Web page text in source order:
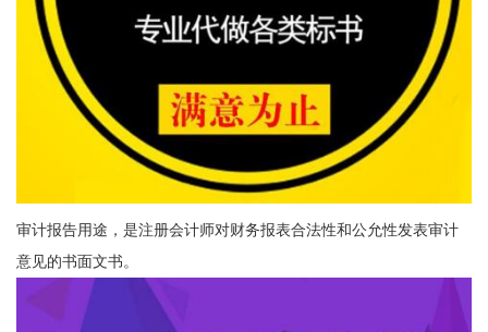
审计报告用途，是注册会计师对财务报表合法性和公允性发表审计
意见的书面文书。